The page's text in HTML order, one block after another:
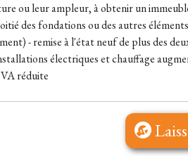
ou leur ampleur, à obtenir un
des fondations ou des autres
- remise à l'état neuf de plus des
électriques et chauffage
réduite